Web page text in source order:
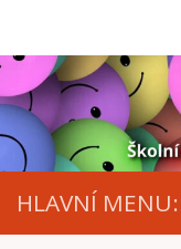
HLAVNÍ MENU: